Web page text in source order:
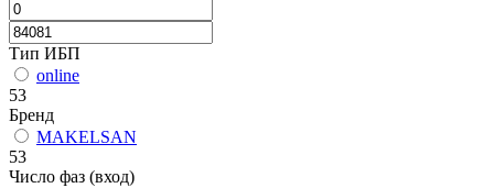
Тип ИБП
online
53
Бренд
MAKELSAN
53
Число фаз (вход)